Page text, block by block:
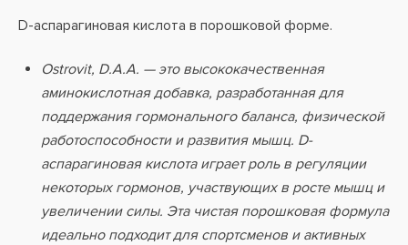
D-аспарагиновая кислота в порошковой форме.
Ostrovit, D.A.A. — это высококачественная
аминокислотная добавка, разработанная для
поддержания гормонального баланса, физической
работоспособности и развития мышц. D-
аспарагиновая кислота играет роль в регуляции
некоторых гормонов, участвующих в росте мышц и
увеличении силы. Эта чистая порошковая формула
идеально подходит для спортсменов и активных